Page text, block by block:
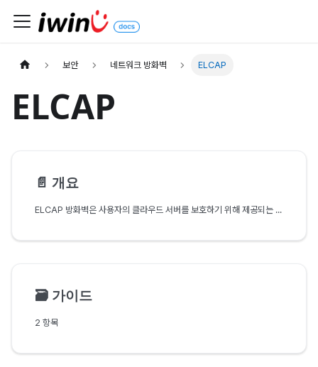
보안 네트워크 방화벽 ELCAP
ELCAP
📄️ 개요
ELCAP 방화벽은 사용자의 클라우드 서버를 보호하기 위해 제공되는 네트워크 보안 기능입니다.
🗃️ 가이드
2 항목